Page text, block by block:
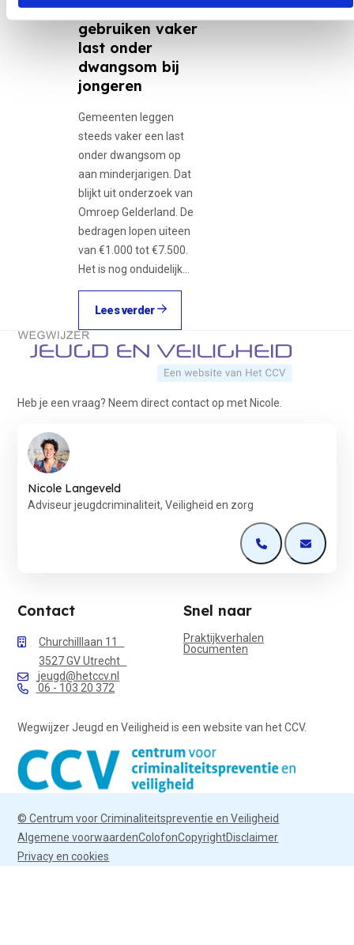
Gemeenten
gebruiken vaker
last onder
dwangsom bij
jongeren
Gemeenten leggen
steeds vaker een last
onder dwangsom op
aan minderjarigen. Dat
blijkt uit onderzoek van
Omroep Gelderland. De
bedragen lopen uiteen
van €1.000 tot €7.500.
Het is nog onduidelijk…
Lees verder
Terug naar de startpagina
Heb je een vraag? Neem direct contact op met Nicole.
Nicole Langeveld
Adviseur jeugdcriminaliteit, Veiligheid en zorg
Open deOpen de
Contact
Churchilllaan 11
3527 GV Utrecht
jeugd@hetccv.nl
06 - 103 20 372
Snel naar
Praktijkverhalen
Documenten
Wegwijzer Jeugd en Veiligheid is een website van het CCV.
© Centrum voor Criminaliteitspreventie en Veiligheid
Algemene voorwaardenColofonCopyrightDisclaimer
Privacy en cookies